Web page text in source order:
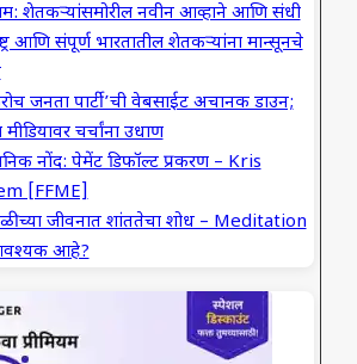
शेतकऱ्यांसमोरील नवीन आव्हाने आणि संधी
आणि संपूर्ण भारतातील शेतकऱ्यांना मान्सूनचे
जनता पार्टी’ची वेबसाईट अचानक डाउन;
चर्चांना उधाण
नोंद: पेमेंट डिफॉल्ट प्रकरण – Kris
[FFME]
जीवनात शांततेचा शोध – Meditation
आहे?